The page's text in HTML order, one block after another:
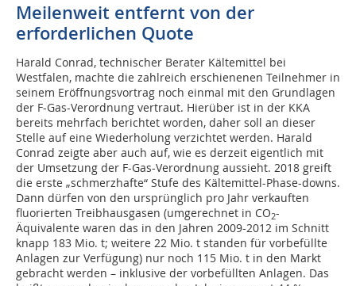
Meilenweit entfernt von der
erforderlichen Quote
Harald Conrad, technischer Berater Kältemittel bei
Westfalen, machte die zahlreich erschienenen Teilnehmer in
seinem Eröffnungsvortrag noch einmal mit den Grundlagen
der F-Gas-Verordnung vertraut. Hierüber ist in der KKA
bereits mehrfach berichtet worden, daher soll an dieser
Stelle auf eine Wiederholung verzichtet werden. Harald
Conrad zeigte aber auch auf, wie es derzeit eigentlich mit
der Umsetzung der F-Gas-Verordnung aussieht. 2018 greift
die erste „schmerzhafte“ Stufe des Kältemittel-Phase-downs.
Dann dürfen von den ursprünglich pro Jahr verkauften
fluorierten Treibhausgasen (umgerechnet in CO2-
Äquivalente waren das in den Jahren 2009-2012 im Schnitt
knapp 183 Mio. t; weitere 22 Mio. t standen für vorbefüllte
Anlagen zur Verfügung) nur noch 115 Mio. t in den Markt
gebracht werden – inklusive der vorbefüllten Anlagen. Das